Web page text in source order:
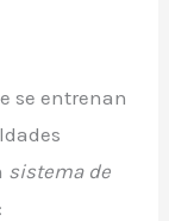
se entrenan
sistema de